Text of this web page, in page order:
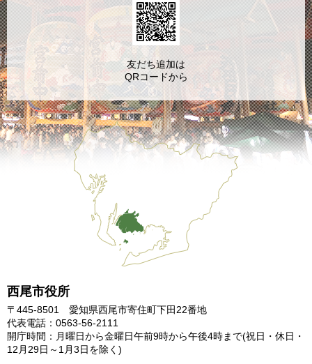
西尾市役所
〒445-8501 愛知県西尾市寄住町下田22番地
代表電話：0563-56-2111
開庁時間：月曜日から金曜日午前9時から午後4時まで(祝日・休日・
12月29日～1月3日を除く)
友だち追加は
QRコードから